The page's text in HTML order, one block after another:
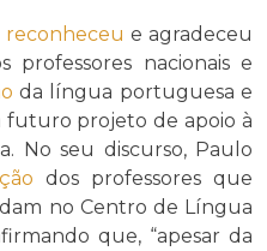
reconheceu e agradeceu
professores nacionais e
da língua portuguesa e
futuro projeto de apoio à
No seu discurso, Paulo
dos professores que
no Centro de Língua
que, “apesar da